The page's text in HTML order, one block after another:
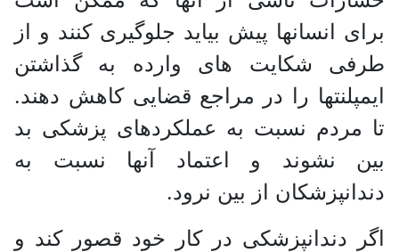
برای انسانها پیش بیاید جلوگیری کنند و از
طرفی شکایت های وارده به گذاشتن
ایمپلنتها را در مراجع قضایی کاهش دهند.
تا مردم نسبت به عملکردهای پزشکی بد
بین نشوند و اعتماد آنها نسبت به
دندانپزشکان از بین نرود.
اگر دندانپزشکی در کار خود قصور کند و